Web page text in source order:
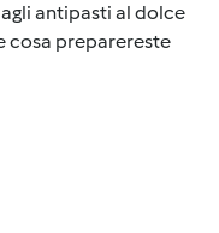
antipasti al dolce
cosa preparereste